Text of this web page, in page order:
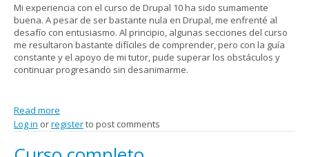
Mi experiencia con el curso de Drupal 10 ha sido sumamente
buena. A pesar de ser bastante nula en Drupal, me enfrenté al
desafío con entusiasmo. Al principio, algunas secciones del curso
me resultaron bastante difíciles de comprender, pero con la guía
constante y el apoyo de mi tutor, pude superar los obstáculos y
continuar progresando sin desanimarme.
Read more
Log in orregisterto post comments